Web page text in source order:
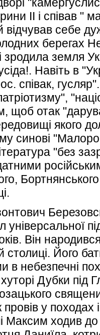
ІІ і співав "
відчував себе
берегах
зродила земля
Навіть в
співак,
щоб отак
якого
синові
"без
універсальної
Він
столиці. Його
в небезпечні
хуторі Дубки
у
Максим ходив до